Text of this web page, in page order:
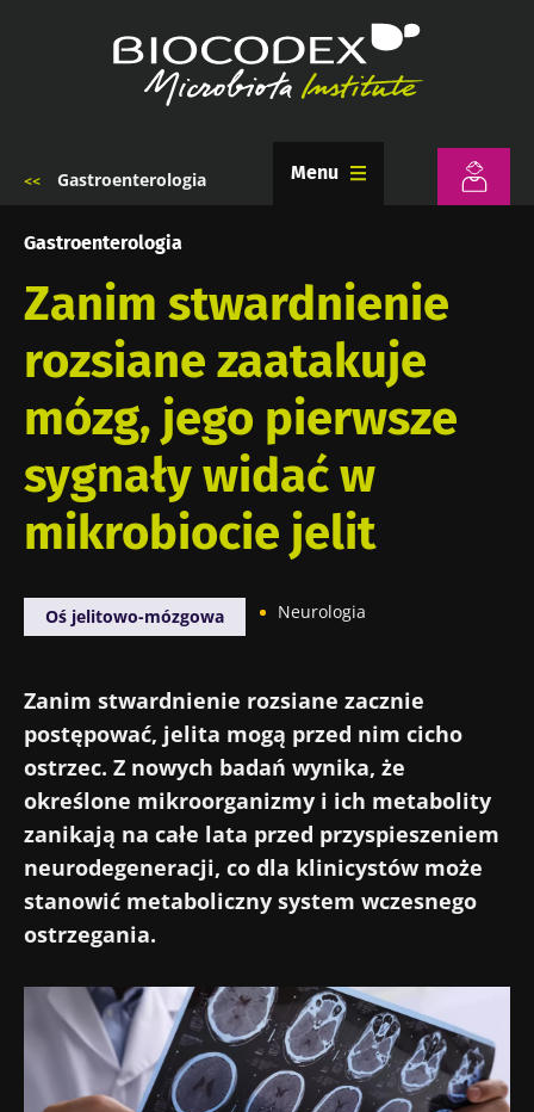
Gastroenterologia Menu
Gastroenterologia
Zanim stwardnienie
rozsiane zaatakuje
mózg, jego pierwsze
sygnały widać w
mikrobiocie jelit
Oś jelitowo-mózgowa Neurologia
Zanim stwardnienie rozsiane zacznie
postępować, jelita mogą przed nim cicho
ostrzec. Z nowych badań wynika, że
określone mikroorganizmy i ich metabolity
zanikają na całe lata przed przyspieszeniem
neurodegeneracji, co dla klinicystów może
stanowić metaboliczny system wczesnego
ostrzegania.